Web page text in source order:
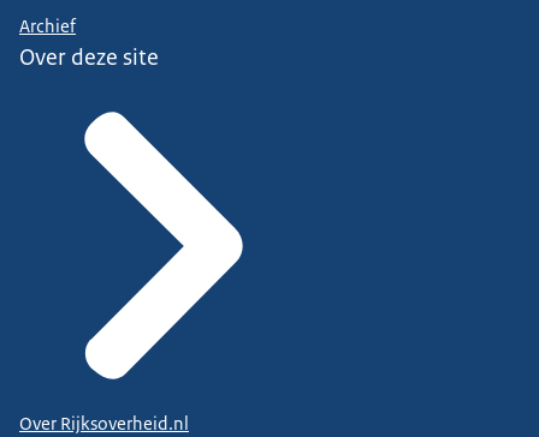
Archief
Over deze site
Over Rijksoverheid.nl